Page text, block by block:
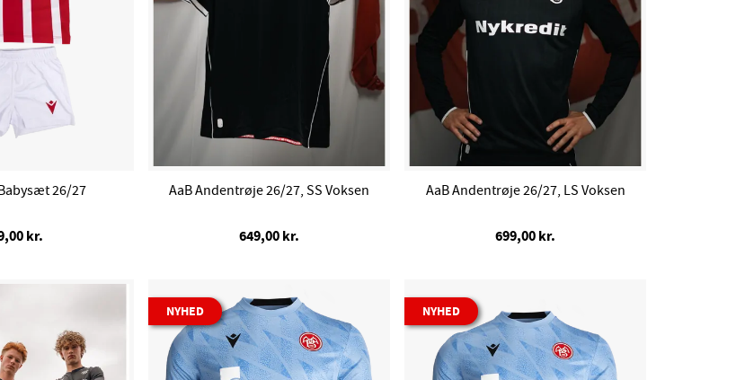
26/27
kr.
AaB Andentrøje 26/27, SS Voksen
649,00 kr.
AaB Andentrøje 26/27, LS Voksen
699,00 kr.
NYHED NYHED